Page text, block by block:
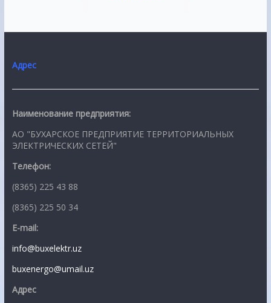
Адрес
Наименование предприятия:
АО "БУХАРСКОЕ ПРЕДПРИЯТИЕ ТЕРРИТОРИАЛЬНЫХ
ЭЛЕКТРИЧЕСКИХ СЕТЕЙ"
Телефон:
(8365) 225 43 88
(8365) 225 50 34
E-mail:
info@buxelektr.uz
buxenergo@umail.uz
Адрес